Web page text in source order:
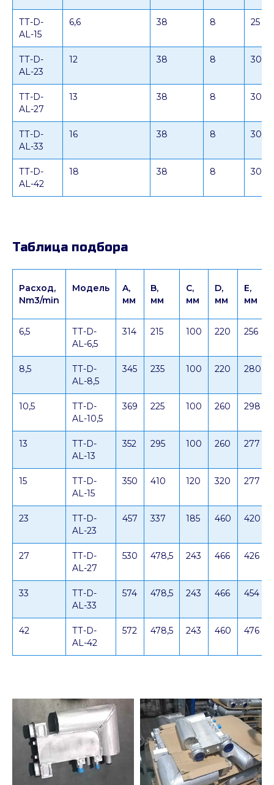
ТТ-D-
AL-15
6,6 38 8 25
ТТ-D-
AL-23
12 38 8 30
ТТ-D-
AL-27
13 38 8 30
ТТ-D-
AL-33
16 38 8 30
ТТ-D-
AL-42
18 38 8 30
Таблица подбора
Расход,
Nm3/min
Модель
A,
мм
B,
мм
C,
мм
D,
мм
E,
мм
6,5
ТТ-D-
AL-6,5
314 215 100 220 256
8,5
ТТ-D-
AL-8,5
345 235 100 220 280
10,5
ТТ-D-
AL-10,5
369 225 100 260 298
13
ТТ-D-
AL-13
352 295 100 260 277
15
ТТ-D-
AL-15
350 410 120 320 277
23
ТТ-D-
AL-23
457 337 185 460 420
27
ТТ-D-
AL-27
530 478,5 243 466 426
33
ТТ-D-
AL-33
574 478,5 243 466 454
42
ТТ-D-
AL-42
572 478,5 243 460 476